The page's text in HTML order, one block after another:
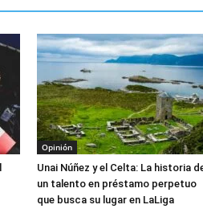
Opinión
Unai Núñez y el Celta: La historia
un talento en préstamo perpetuo
que busca su lugar en LaLiga